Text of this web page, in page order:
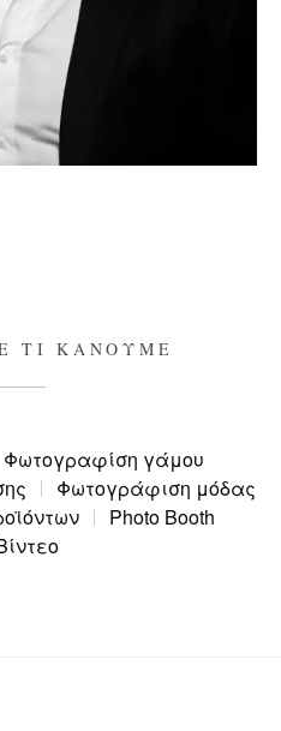
ΤΙ ΚΆΝΟΥΜΕ
Φωτογραφίση γάμου
Φωτογράφιση μόδας
Photo Booth